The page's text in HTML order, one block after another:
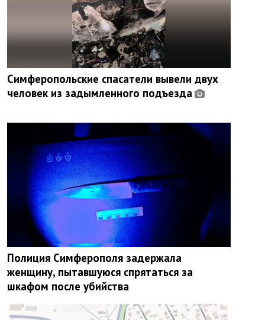
Симферопольские спасатели вывели двух
человек из задымленного подъезда
Полиция Симферополя задержала
женщину, пытавшуюся спрятаться за
шкафом после убийства